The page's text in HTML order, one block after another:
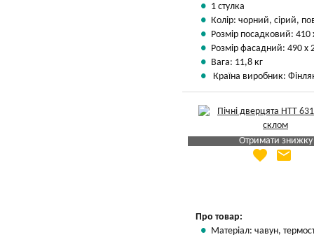
1 стулка
Колір: чорний, сірий,
Розмір посадковий:
Розмір фасадний: 490 х
Вага: 11,8 кг
Країна виробник:
Отримати знижку
Яка Ваша ціна
favorite email
Про товар:
Матеріал: чавун,